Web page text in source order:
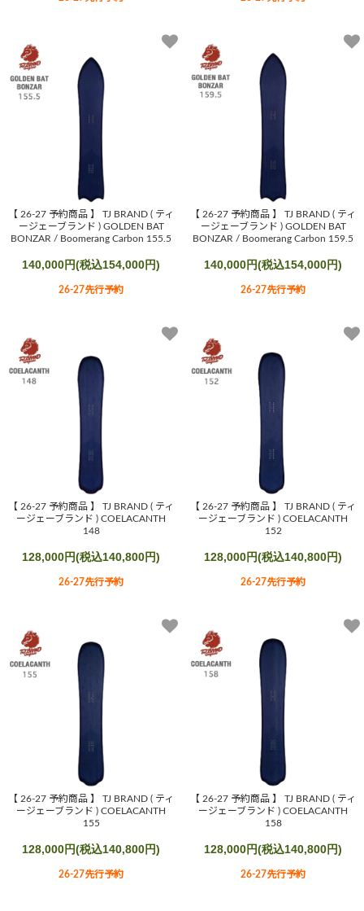
【 26-27 予約商品 】 TJ BRAND ( ティ
ージェーブランド ) GOLDEN BAT
BONZAR / Boomerang Carbon 155.5
140,000円(税込154,000円)
26-27先行予約
【 26-27 予約商品 】 TJ BRAND ( ティ
ージェーブランド ) GOLDEN BAT
BONZAR / Boomerang Carbon 159.5
140,000円(税込154,000円)
26-27先行予約
【 26-27 予約商品 】 TJ BRAND ( ティ
ージェーブランド ) COELACANTH
148
128,000円(税込140,800円)
26-27先行予約
【 26-27 予約商品 】 TJ BRAND ( ティ
ージェーブランド ) COELACANTH
152
128,000円(税込140,800円)
26-27先行予約
【 26-27 予約商品 】 TJ BRAND ( ティ
ージェーブランド ) COELACANTH
155
128,000円(税込140,800円)
26-27先行予約
【 26-27 予約商品 】 TJ BRAND ( ティ
ージェーブランド ) COELACANTH
158
128,000円(税込140,800円)
26-27先行予約